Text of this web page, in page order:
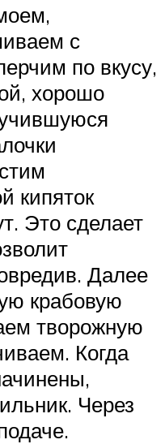
с
по вкусу,
хорошо
кипяток
Это сделает
Далее
крабовую
творожную
Когда
Через